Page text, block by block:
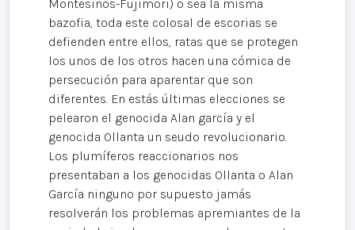
Montesinos-Fujimori) o sea la misma
bazofia, toda este colosal de escorias se
defienden entre ellos, ratas que se protegen
los unos de los otros hacen una cómica de
persecución para aparentar que son
diferentes. En estás últimas elecciones se
pelearon el genocida Alan garcía y el
genocida Ollanta un seudo revolucionario.
Los plumíferos reaccionarios nos
presentaban a los genocidas Ollanta o Alan
García ninguno por supuesto jamás
resolverán los problemas apremiantes de la